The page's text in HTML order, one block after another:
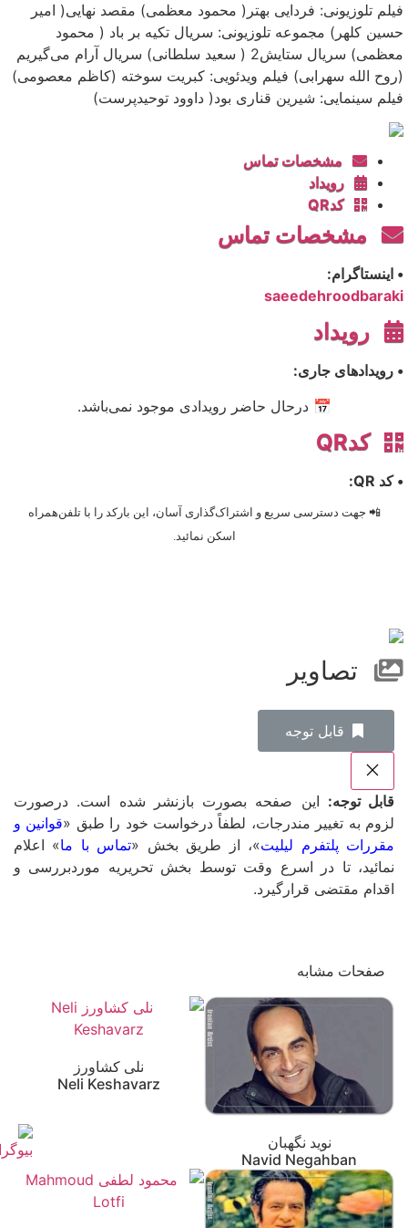
فیلم تلوزیونی: فردایی بهتر( محمود معظمی) مقصد نهایی( امیر
حسین کلهر) مجموعه تلوزیونی: سریال تکیه بر باد ( محمود
معظمی) سریال ستایش2 ( سعید سلطانی) سریال آرام می‌گیریم
(روح الله سهرابی) فیلم ویدئویی: کبریت سوخته (کاظم معصومی)
فیلم سینمایی: شیرین قناری بود( داوود توحیدپرست)
مشخصات تماس
رویداد
کدQR
مشخصات تماس
• اینستاگرام:
saeedehroodbaraki
رویداد
• رویدادهای جاری:
📅 درحال حاضر رویدادی موجود نمی‌باشد.
کدQR
• کد QR:
📲 جهت دسترسی سریع و اشتراک‌گذاری آسان، این بارکد را با تلفن‌همراه
اسکن نمائید.
تصاویر
‌قابل توجه
قابل توجه: این صفحه بصورت بازنشر شده است. درصورت
لزوم به تغییر مندرجات، لطفاً درخواست خود را طبق «قوانین و
مقررات پلتفرم لیلیت»، از طریق بخش «تماس با ما» اعلام
نمائید، تا در اسرع وقت توسط بخش تحریریه موردبررسی و
اقدام مقتضی قرارگیرد.
صفحات مشابه
نوید نگهبان
Navid Negahban
نلی کشاورز
Neli Keshavarz